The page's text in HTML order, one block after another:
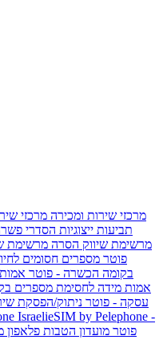
מרכזי שירות ומכירה מרכזי
תביעות ייצוגיות הסדרי
מרשימת שיווק הסרה מרשימת
פוטר מספרים חסומים
בקומה הכשרה - פוטר
אמות מידה לחסימת מספרים
עסקה - פוטר ניתוק/הפסקת
IsraelieSIM by Pelephone -
פוטר מועדון הטבות פלאפון